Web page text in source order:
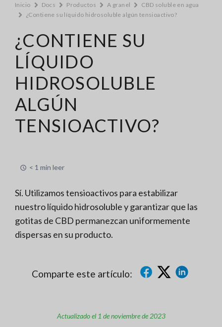
Inicio Docs Productos A granel
CBD soluble en agua
¿Contiene su líquido hidrosoluble algún tensioactivo?
¿CONTIENE SU
LÍQUIDO
HIDROSOLUBLE
ALGÚN
TENSIOACTIVO?
< 1 min leer
Sí. Utilizamos tensioactivos para estabilizar
nuestro líquido hidrosoluble y garantizar que las
gotitas de CBD permanezcan uniformemente
dispersas en su producto.
Comparte este artículo:
Actualizado el 1 de noviembre de 2023